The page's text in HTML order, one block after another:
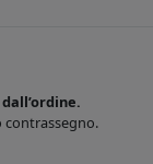
contrassegno.